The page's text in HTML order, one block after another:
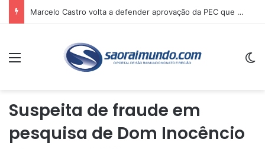
Marcelo Castro volta a defender aprovação da PEC que acaba com a escala 6×1 e avalia clima no Senado
Menu
Suspeita de fraude em
pesquisa de Dom Inocêncio